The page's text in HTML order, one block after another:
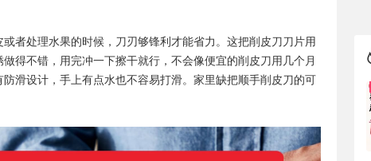
或者处理水果的时候，刀刃够锋利才能省力。这把削皮刀刀片用
得不错，用完冲一下擦干就行，不会像便宜的削皮刀用几个月
滑设计，手上有点水也不容易打滑。家里缺把顺手削皮刀的可